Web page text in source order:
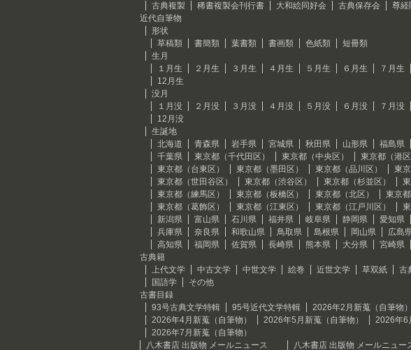
古典複製
稀書複製会刊行書 大和絵同好会 古典保存会 尊経
近代自筆物
形状
草稿類
書簡類 葉書類 書画類 色紙類
短冊類
生月
１月生
２月生 ３月生 ４月生 ５月生 ６月生 ７月生
12月生
没月
１月没
２月没 ３月没 ４月没 ５月没 ６月没 ７月没
12月没
生誕地
北海道
青森県 岩手県 宮城県 秋田県 山形県 福島県
千葉県
東京都（千代田区） 東京都（中央区） 東京都（港区
東京都（台東区）
東京都（墨田区） 東京都（品川区） 東
東京都（世田谷区）
東京都（渋谷区） 東京都（杉並区）
東京都（練馬区）
東京都（板橋区） 東京都（北区） 東京
東京都（葛飾区）
東京都（江東区） 東京都（江戸川区）
新潟県
富山県 石川県 福井県 岐阜県 静岡県 愛知県
兵庫県
奈良県 和歌山県 鳥取県 島根県 岡山県 広島
高知県
福岡県 佐賀県 長崎県 熊本県 大分県 宮崎県
古典籍
上代文学
中古文学 中世文学 絵巻 近世文学 草双紙 古
国語学
その他
古書目録
93号古典文学特輯
95号近代文学特輯 2026年2月新蒐（自筆物）
2026年4月新蒐（自筆物）
2026年5月新蒐（自筆物）
2026年6
2026年7月新蒐（自筆物）
八木書店 出版物 メールニュース
八木書店 出版物 メールニュー